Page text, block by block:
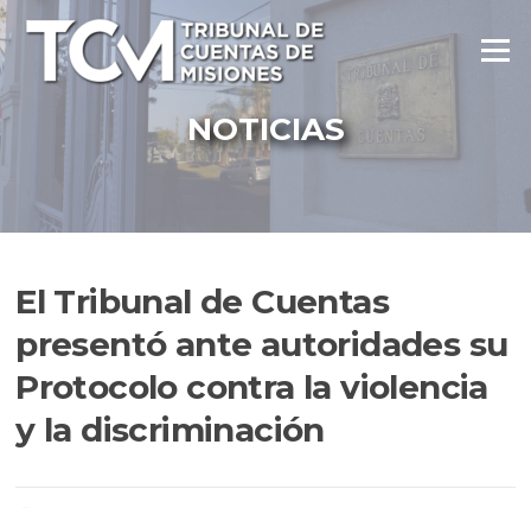
Ir
al
contenido
Menú
NOTICIAS
El Tribunal de Cuentas
presentó ante autoridades su
Protocolo contra la violencia
y la discriminación